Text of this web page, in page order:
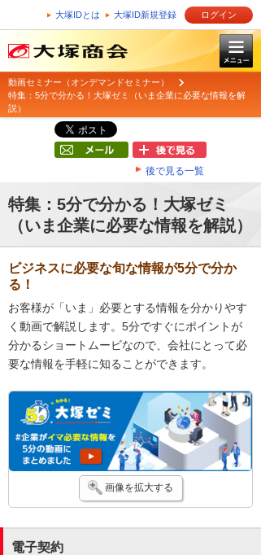
大塚IDとは 大塚ID新規登録 ログイン
動画セミナー（オンデマンドセミナー）
特集：5分で分かる！大塚ゼミ（いま企業に必要な情報を解
説）
後で見る一覧
特集：5分で分かる！大塚ゼミ
（いま企業に必要な情報を解説）
ビジネスに必要な旬な情報が5分で分か
る！
お客様が「いま」必要とする情報を分かりやす
く動画で解説します。5分ですぐにポイントが
分かるショートムービなので、会社にとって必
要な情報を手軽に知ることができます。
画像を拡大する
電子契約